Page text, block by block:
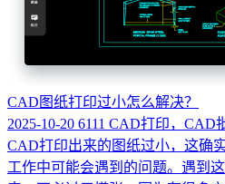
CAD图纸打印过小怎么解决？
2025-10-20 6111 CAD打印，CAD
CAD打印出来的图纸过小，这确
工作中可能会遇到的问题。遇到